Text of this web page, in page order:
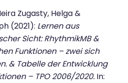
Zugasty, Helga &
(2021): Lernen aus
Sicht: RhythmikMB &
Funktionen – zwei sich
& Tabelle der Entwicklung
– TPO 2006/2020. In: